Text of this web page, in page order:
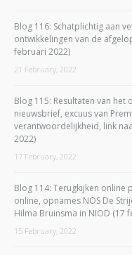
Blog 116: Schatplichtig aan
ontwikkelingen van de
februari 2022)
21 February, 2022
Blog 115: Resultaten van
nieuwsbrief, excuus van
verantwoordelijkheid, link
2022)
17 February, 2022
Blog 114: Terugkijken online
online, opnames NOS De
Hilma Bruinsma in NIOD (17
15 February, 2022